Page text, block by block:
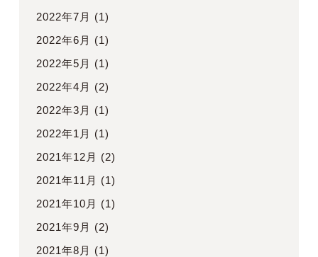
2022年7月 (1)
2022年6月 (1)
2022年5月 (1)
2022年4月 (2)
2022年3月 (1)
2022年1月 (1)
2021年12月 (2)
2021年11月 (1)
2021年10月 (1)
2021年9月 (2)
2021年8月 (1)